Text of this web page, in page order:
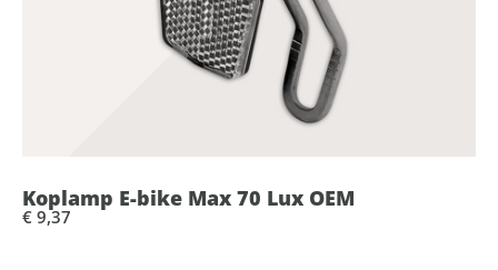
Koplamp E-bike Max 70 Lux OEM
€ 9,37